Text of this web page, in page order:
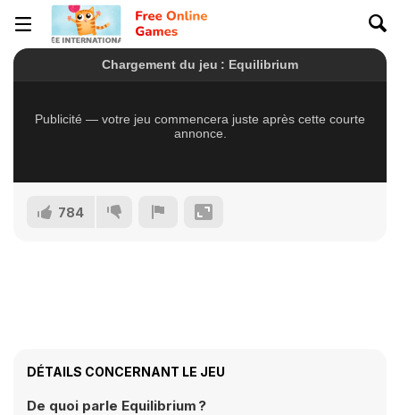
784
DÉTAILS CONCERNANT LE JEU
De quoi parle Equilibrium ?